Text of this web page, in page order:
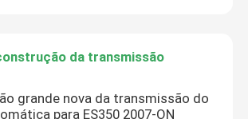
da transmissão
grande nova da transmissão do
para ES350 2007-ON